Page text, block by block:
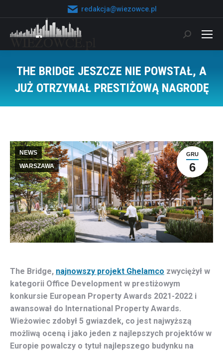
redakcja@wiezowce.pl
Szukaj:
THE BRIDGE JESZCZE NIE POWSTAŁ, A
JUŻ OTRZYMAŁ PRESTIŻOWĄ NAGRODĘ
GRU
6
NEWS
WARSZAWA
The Bridge, najnowszy projekt Ghelamco zwyciężył w
kategorii Office Development w prestiżowym
konkursie European Property Awards 2021-2022 i
awansował do International Property Awards.
Wieżowiec zdobył 5 gwiazdek, co jest najwyższą
możliwą oceną i jako jeden z najlepszych projektów w
Europie powalczy o tytuł najlepszego budynku na